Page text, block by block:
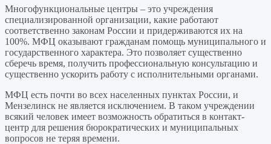
Многофункциональные центры – это учреждения
специализированной организации, какие работают
соответственно законам России и придерживаются их на
100%. МФЦ оказывают гражданам помощь муниципального и
государственного характера. Это позволяет существенно
сберечь время, получить профессиональную консультацию и
существенно ускорить работу с исполнительными органами.
МФЦ есть почти во всех населенных пунктах России, и
Мензелинск не является исключением. В таком учреждении
всякий человек имеет возможность обратиться в контакт-
центр для решения бюрократических и муниципальных
вопросов не теряя времени.